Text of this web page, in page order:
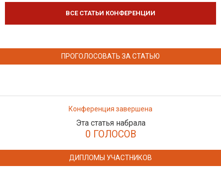
ВСЕ СТАТЬИ КОНФЕРЕНЦИИ
ПРОГОЛОСОВАТЬ ЗА СТАТЬЮ
Конференция завершена
Эта статья набрала
0 ГОЛОСОВ
ДИПЛОМЫ УЧАСТНИКОВ